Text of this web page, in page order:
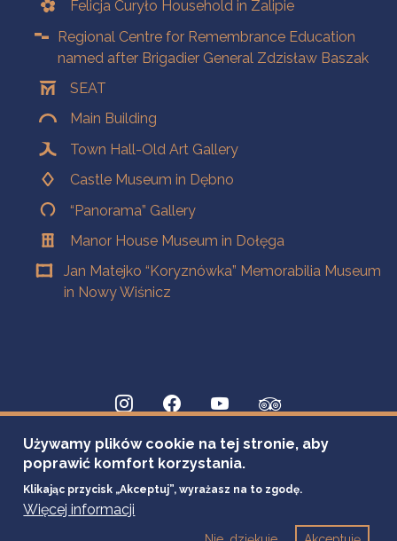
Felicja Curyło Household in Zalipie
Regional Centre for Remembrance Education
named after Brigadier General Zdzisław Baszak
SEAT
Main Building
Town Hall-Old Art Gallery
Castle Museum in Dębno
“Panorama” Gallery
Manor House Museum in Dołęga
Jan Matejko “Koryznówka” Memorabilia Museum
in Nowy Wiśnicz
Używamy plików cookie na tej stronie, aby
poprawić komfort korzystania.
Klikając przycisk „Akceptuj”, wyrażasz na to zgodę.
Więcej informacji